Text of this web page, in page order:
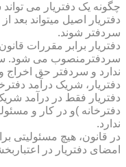
چگونه یک دفتریار می
دفتریار اصیل میتواند بعد
سردفتر شوند.
دفتریار برابر مقررات
سردفترمنصوب می شود.
ندارد و سردفتر حق اخراج
دفتریار، شریک درآمد
دفترخانه )و در کار و
ندارد.
در قانون، هیچ مسئولیتی
امضای دفتریار در